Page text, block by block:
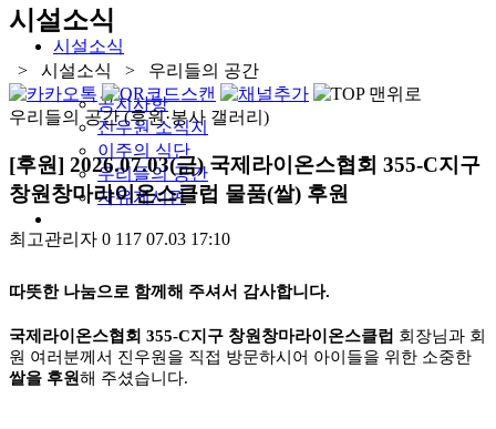
시설소식
공지사항
진우원 소식지
이주의 식단
우리들의 공간
자유게시판
시설소식
> 시설소식 > 우리들의 공간
우리들의 공간 (후원·봉사 갤러리)
[후원] 2026.07.03(금) 국제라이온스협회 355-C지구
창원창마라이온스클럽 물품(쌀) 후원
최고관리자 0 117 07.03 17:10
따뜻한 나눔으로 함께해 주셔서 감사합니다.
국제라이온스협회 355-C지구 창원창마라이온스클럽 회장님과 회
원 여러분께서 진우원을 직접 방문하시어 아이들을 위한 소중한
쌀을 후원해 주셨습니다.